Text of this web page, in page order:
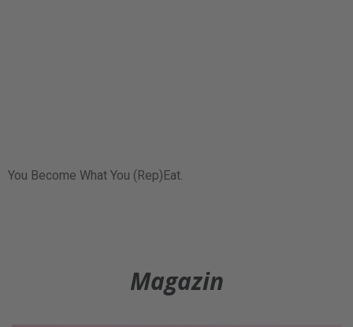
You Become What You (Rep)Eat.
Magazin